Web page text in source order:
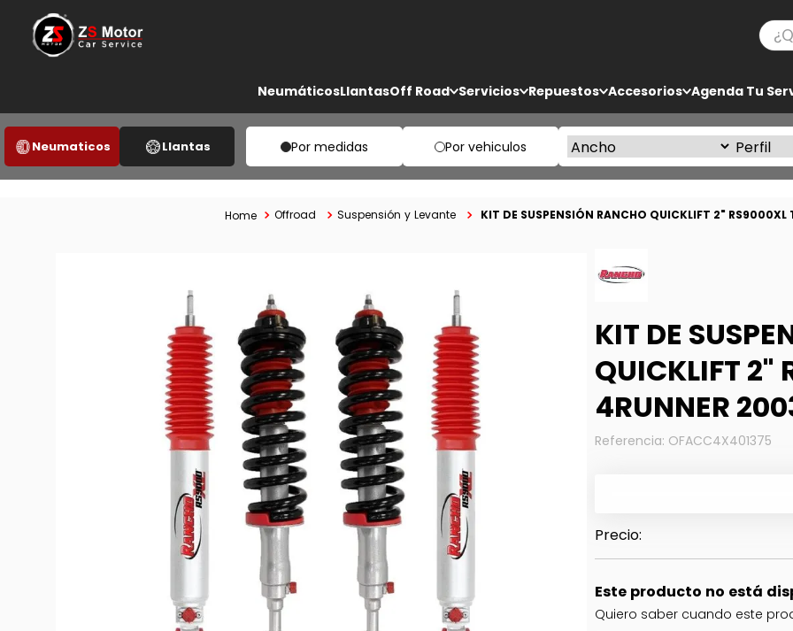
NeumáticosLlantasOff Road Servicios Repuestos Accesorios Agenda Tu
Neumaticos Llantas Por medidas Por vehiculos
Offroad Suspensión y Levante KIT DE SUSPENSIÓN RANCHO QUICKLIFT 2"
KIT DE
QUICKLIFT 2"
4RUNNER
Referencia: OFACC4X401375
Este producto no está
Quiero saber cuando este
3.
225